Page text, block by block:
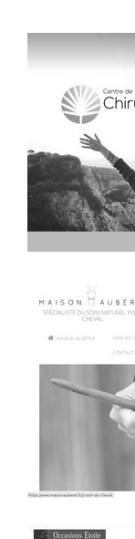
~443€/mois
~344€/mois